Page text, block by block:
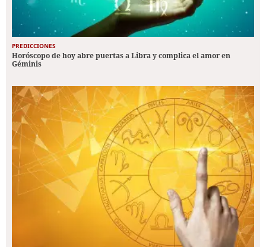
PREDICCIONES
Horóscopo de hoy abre puertas a Libra y complica el amor en
Géminis